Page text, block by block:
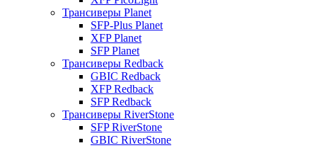
Трансиверы Planet
SFP-Plus Planet
XFP Planet
SFP Planet
Трансиверы Redback
GBIC Redback
XFP Redback
SFP Redback
Трансиверы RiverStone
SFP RiverStone
GBIC RiverStone